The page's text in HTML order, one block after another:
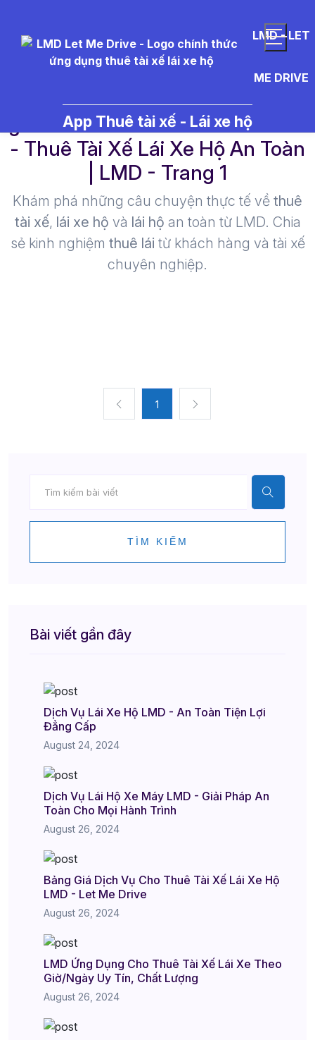
LMD - LET
ME DRIVE
App Thuê tài xế - Lái xe hộ
- Thuê Tài Xế Lái Xe Hộ An Toàn
| LMD - Trang 1​
Khám phá những câu chuyện thực tế về thuê
tài xế, lái xe hộ và lái hộ an toàn từ LMD. Chia
sẻ kinh nghiệm thuê lái từ khách hàng và tài xế
chuyên nghiệp.
1
TÌM KIẾM
Bài viết gần đây
Dịch Vụ Lái Xe Hộ LMD - An Toàn Tiện Lợi
Đẳng Cấp
August 24, 2024
Dịch Vụ Lái Hộ Xe Máy LMD - Giải Pháp An
Toàn Cho Mọi Hành Trình
August 26, 2024
Bảng Giá Dịch Vụ Cho Thuê Tài Xế Lái Xe Hộ
LMD - Let Me Drive
August 26, 2024
LMD Ứng Dụng Cho Thuê Tài Xế Lái Xe Theo
Giờ/Ngày Uy Tín, Chất Lượng
August 26, 2024